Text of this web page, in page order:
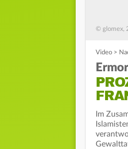
© glomex,
Video >
Im